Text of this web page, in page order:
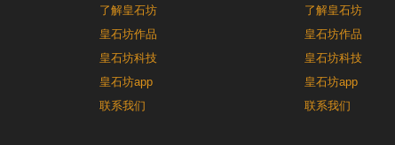
了解皇石坊
皇石坊作品
皇石坊科技
皇石坊app
联系我们
了解皇石坊
皇石坊作品
皇石坊科技
皇石坊app
联系我们